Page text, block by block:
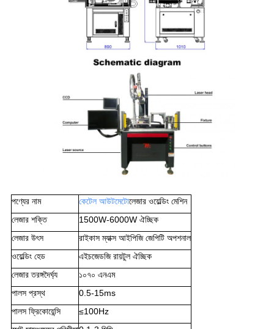
পণ্যের নাম কেটেল আউটমেটোলেজার ওয়েল্ডিং মেশিন
লেজার শক্তি
1500W-6000W ঐচ্ছিক
লেজার উৎস
রাইকাস ম্যাক্স আইপিজি জেপিটি অপশনাল
ওয়েল্ডিং হেড
এইচজেডজি রায়টুল ঐচ্ছিক
লেজার তরঙ্গদৈর্ঘ্য
১০৭০ এনএম
পালস প্রস্থ
0.5-15ms
পালস ফ্রিকোয়েন্সি
≤100Hz